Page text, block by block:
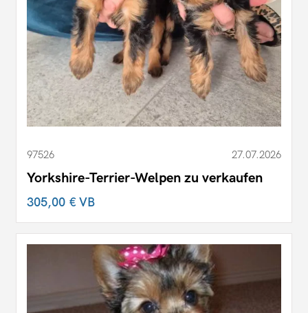
97526 27.07.2026
Yorkshire-Terrier-Welpen zu verkaufen
305,00 €VB